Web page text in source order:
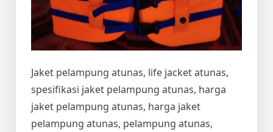
Jaket pelampung atunas, life jacket atunas,
spesifikasi jaket pelampung atunas, harga
jaket pelampung atunas, harga jaket
pelampung atunas, pelampung atunas,